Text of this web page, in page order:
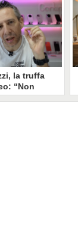
la truffa
“Non
Mi hanno